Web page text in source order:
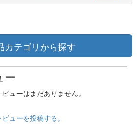
カテゴリから探す
ー
ューはまだありません。
ューを投稿する。